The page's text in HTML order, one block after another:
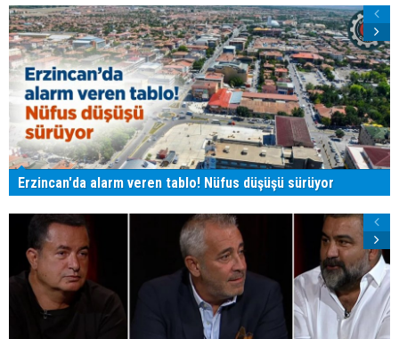
Erzincan'da alarm veren tablo! Nüfus düşüşü sürüyor